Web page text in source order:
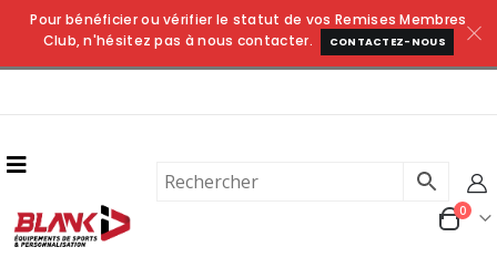
Pour bénéficier ou vérifier le statut de vos Remises Membres
Club, n'hésitez pas à nous contacter.
CONTACTEZ-NOUS
0